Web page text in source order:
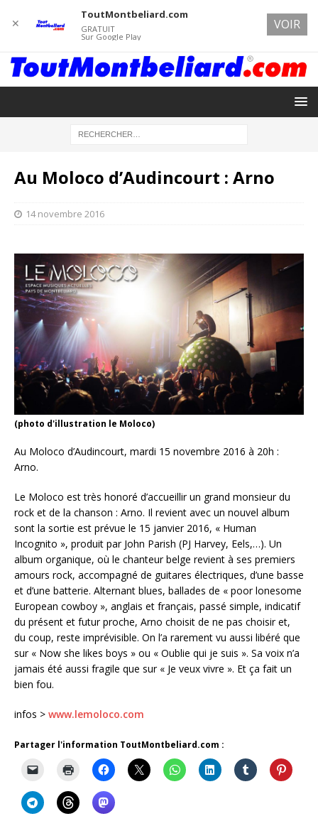
Au Moloco d’Audincourt : Arno
14 novembre 2016
(photo d'illustration le Moloco)
Au Moloco d’Audincourt, mardi 15 novembre 2016 à 20h :
Arno.
Le Moloco est très honoré d’accueillir un grand monsieur du
rock et de la chanson : Arno. Il revient avec un nouvel album
sont la sortie est prévue le 15 janvier 2016, « Human
Incognito », produit par John Parish (PJ Harvey, Eels,…). Un
album organique, où le chanteur belge revient à ses premiers
amours rock, accompagné de guitares électriques, d’une basse
et d’une batterie. Alternant blues, ballades de « poor lonesome
European cowboy », anglais et français, passé simple, indicatif
du présent et futur proche, Arno choisit de ne pas choisir et,
du coup, reste imprévisible. On l’a rarement vu aussi libéré que
sur « Now she likes boys » ou « Oublie qui je suis ». Sa voix n’a
jamais été aussi fragile que sur « Je veux vivre ». Et ça fait un
bien fou.
infos > www.lemoloco.com
Partager l'information ToutMontbeliard.com :
✕
ToutMontbeliard.com
GRATUIT
Sur Google Play
VOIR